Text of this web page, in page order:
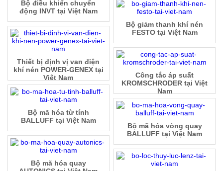
Bộ điều khiển chuyển
động INVT tại Việt Nam
Bộ giảm thanh khí nén
FESTO tại Việt Nam
Thiết bị định vị van điện
khí nén POWER-GENEX tại
Việt Nam
Công tắc áp suất
KROMSCHRODER tại Việt
Nam
Bộ mã hóa từ tính
BALLUFF tại Việt Nam
Bộ mã hóa vòng quay
BALLUFF tại Việt Nam
Bộ mã hóa quay